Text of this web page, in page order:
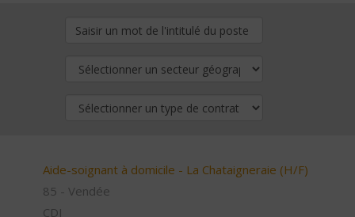
Aide-soignant à domicile - La Chataigneraie (H/F)
85 - Vendée
CDI